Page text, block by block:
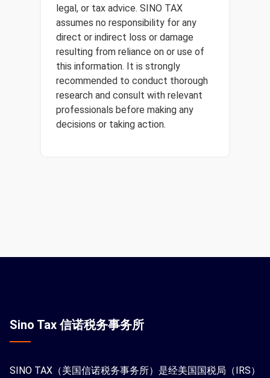
legal, or tax advice. SINO TAX
assumes no responsibility for any
direct or indirect loss or damage
resulting from reliance on or use of
this information. It is strongly
recommended to conduct thorough
research and consult with relevant
professionals before making any
decisions or taking action.
Sino Tax 信诺税务事务所
SINO TAX（美国信诺税务事务所）是经美国国税局（IRS）